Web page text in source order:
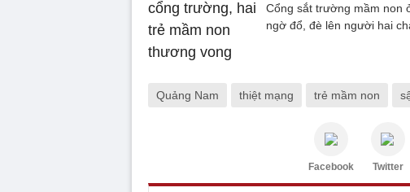
Cổng sắt trường mầm non
ngờ đổ, đè lên người hai
Quảng Nam thiệt mạng trẻ mầm non
Facebook Twitter